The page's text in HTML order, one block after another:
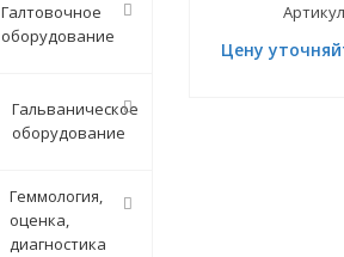
Цену
Галтовочное
оборудование
Гальваническое
оборудование
Геммология,
оценка,
диагностика